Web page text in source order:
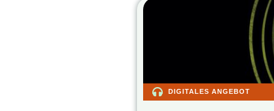
DIGITALES ANGEBOT